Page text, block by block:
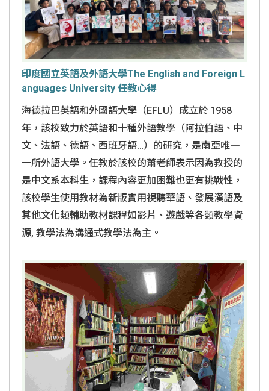
印度國立英語及外語大學The English and Foreign L
anguages University 任教心得
海德拉巴英語和外國語大學（EFLU）成立於 1958
年，該校致力於英語和十種外語教學（阿拉伯語、中
文、法語、德語、西班牙語…）的研究，是南亞唯一
一所外語大學。任教於該校的蕭老師表示因為教授的
是中文系本科生，課程內容更加困難也更有挑戰性，
該校學生使用教材為新版實用視聽華語、發展漢語及
其他文化類輔助教材課程如影片、遊戲等各類教學資
源, 教學法為溝通式教學法為主。